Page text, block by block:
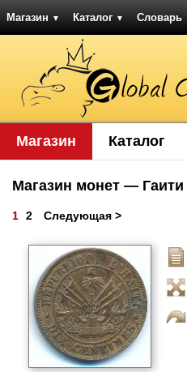
Магазин ▼ Каталог ▼ Словарь
Магазин Каталог
Магазин монет — Гаити
1 2 Следующая >